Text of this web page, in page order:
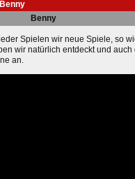
Benny
Spielen wir neue Spiele, so
wir natürlich entdeckt und
an.